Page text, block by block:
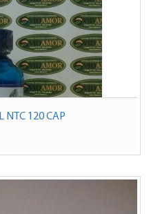
NTC 120 CAP